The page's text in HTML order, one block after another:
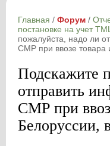
Главная / Форум /
постановке на учет
пожалуйста, надо ли
СМР при ввозе товара
Подскажите
отправить
СМР при
Белоруссии,